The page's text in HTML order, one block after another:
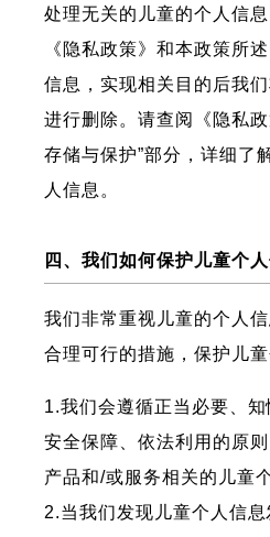
处理无关的儿童的个人信
《隐私政策》和本政策所
信息，实现相关目的后我
进行删除。请查阅《隐私
存储与保护”部分，详细了
人信息。
四、我们如何保护儿童个
我们非常重视儿童的个人
合理可行的措施，保护儿童
1.我们会遵循正当必要、知
安全保障、依法利用的原
产品和/或服务相关的儿童
2.当我们发现儿童个人信